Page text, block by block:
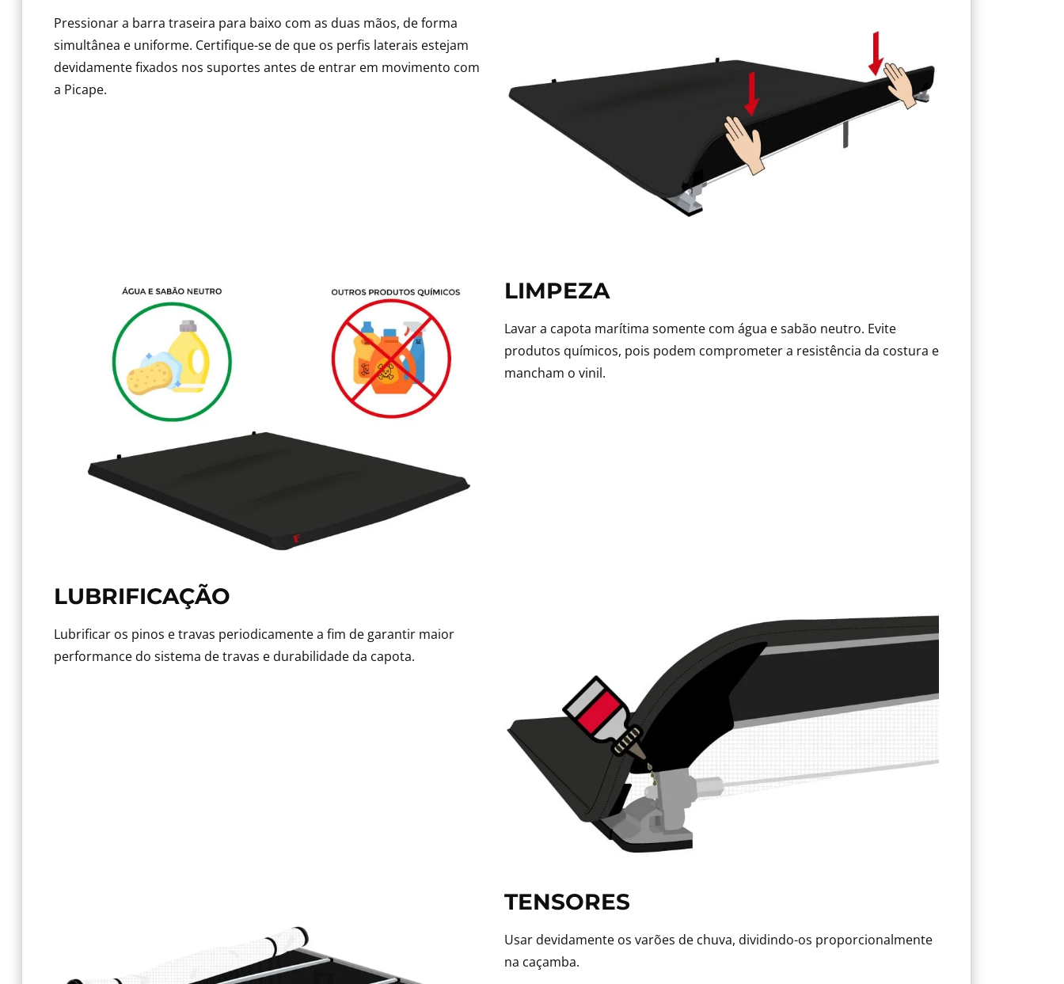
Pressionar a barra traseira para baixo com as duas mãos, de forma
simultânea e uniforme. Certifique-se de que os perfis laterais estejam
devidamente fixados nos suportes antes de entrar em movimento com
a Picape.
LIMPEZA
Lavar a capota marítima somente com água e sabão neutro. Evite
produtos químicos, pois podem comprometer a resistência da costura e
mancham o vinil.
LUBRIFICAÇÃO
Lubrificar os pinos e travas periodicamente a fim de garantir maior
performance do sistema de travas e durabilidade da capota.
TENSORES
Usar devidamente os varões de chuva, dividindo-os proporcionalmente
na caçamba.